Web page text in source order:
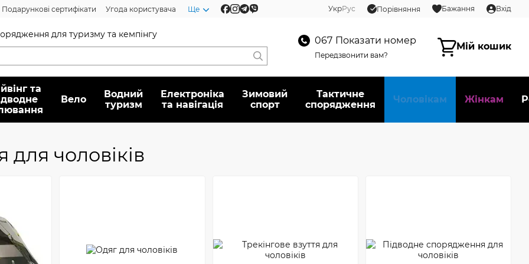
Подарункові сертифікати Угода користувача Ще УкрРус Порівняння Бажання Вхід
для туризму та кемпінгу
067 Показати номер
Передзвонити вам?
Мій кошик
та
Вело
Водний
туризм
Електроніка
та навігація
Зимовий
спорт
Тактичне
спорядження
Чоловікам Жінкам
чоловіків